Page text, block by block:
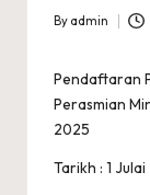
Posted
By admin
Pendaftaran
Perasmian
2025
Tarikh : 1